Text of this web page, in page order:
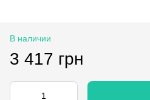
В наличии
3 417 грн